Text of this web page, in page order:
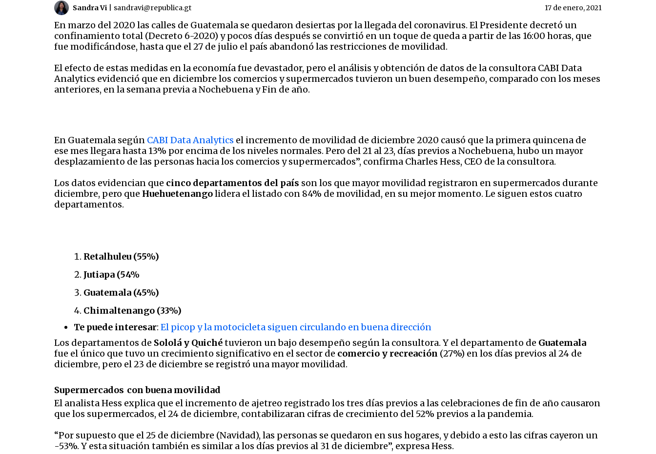
Sandra Vi sandravi@republica.gt 17 de enero, 2021
En marzo del 2020 las calles de Guatemala se quedaron desiertas por la llegada del coronavirus. El Presidente decretó un
confinamiento total (Decreto 6-2020) y pocos días después se convirtió en un toque de queda a partir de las 16:00 horas, que
fue modificándose, hasta que el 27 de julio el país abandonó las restricciones de movilidad.
El efecto de estas medidas en la economía fue devastador, pero el análisis y obtención de datos de la consultora CABI Data
Analytics evidenció que en diciembre los comercios y supermercados tuvieron un buen desempeño, comparado con los meses
anteriores, en la semana previa a Nochebuena y Fin de año.
En Guatemala según CABI Data Analytics el incremento de movilidad de diciembre 2020 causó que la primera quincena de
ese mes llegara hasta 13% por encima de los niveles normales. Pero del 21 al 23, días previos a Nochebuena, hubo un mayor
desplazamiento de las personas hacia los comercios y supermercados”, confirma Charles Hess, CEO de la consultora.
Los datos evidencian que cinco departamentos del país son los que mayor movilidad registraron en supermercados durante
diciembre, pero que Huehuetenangolidera el listado con 84% de movilidad, en su mejor momento. Le siguen estos cuatro
departamentos.
Retalhuleu (55%)
Jutiapa (54%
Guatemala (45%)
Chimaltenango (33%)
Te puede interesar: El picop y la motocicleta siguen circulando en buena dirección
Los departamentos de Sololá y Quichétuvieron un bajo desempeño según la consultora. Y el departamento de Guatemala
fue el único que tuvo un crecimiento significativo en el sector de comercio y recreación (27%) en los días previos al 24 de
diciembre, pero el 23 de diciembre se registró una mayor movilidad.
Supermercados con buena movilidad
El analista Hess explica que el incremento de ajetreo registrado los tres días previos a las celebraciones de fin de año causaron
que los supermercados, el 24 de diciembre, contabilizaran cifras de crecimiento del 52% previos a la pandemia.
“Por supuesto que el 25 de diciembre (Navidad), las personas se quedaron en sus hogares, y debido a esto las cifras cayeron un
-53%. Y esta situación también es similar a los días previos al 31 de diciembre”, expresa Hess.